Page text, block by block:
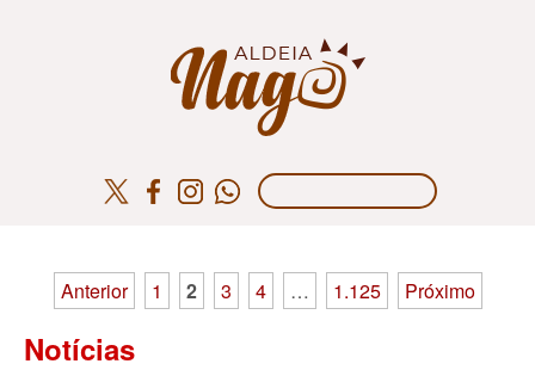
Paginação
de
Anterior 1 2 3 4 … 1.125 Próximo
Notícias